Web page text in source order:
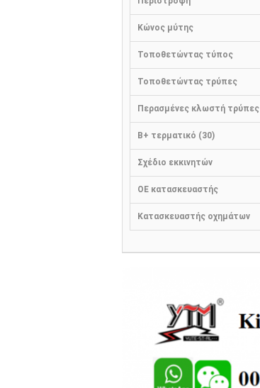
Κώνος μύτης
Τοποθετώντας τύπος
Τοποθετώντας τρύπες
Περασμένες κλωστή τρύπες
B+ τερματικό (30)
Σχέδιο εκκινητών
OE κατασκευαστής
Κατασκευαστής οχημάτων